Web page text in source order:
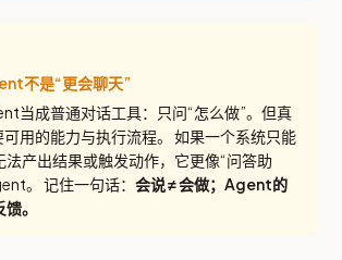
不是“更会聊天”
当成普通对话工具：只问“怎么做”。但真
用的能力与执行流程。 如果一个系统只能
法产出结果或触发动作，它更像“问答助
。 记住一句话： 会说 ≠ 会做；Agent的
。